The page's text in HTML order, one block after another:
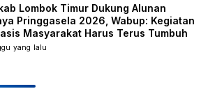
Lombok Timur Dukung Alunan
Pringgasela 2026, Wabup: Kegiatan
Masyarakat Harus Terus Tumbuh
yang lalu